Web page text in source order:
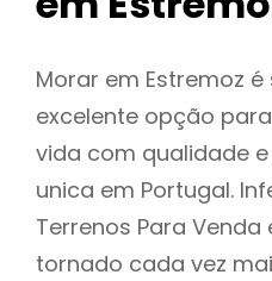
Morar em Estremoz
excelente opção
vida com qualidade
unica em Portugal.
Terrenos Para
tornado cada vez